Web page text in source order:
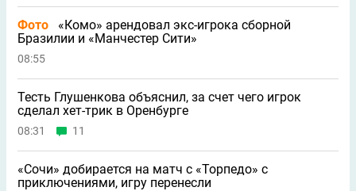
Фото
«Комо» арендовал экс-игрока сборной
Бразилии и «Манчестер Сити»
08:55
Тесть Глушенкова объяснил, за счет чего игрок
сделал хет-трик в Оренбурге
08:31 11
«Сочи» добирается на матч с «Торпедо» с
приключениями, игру перенесли